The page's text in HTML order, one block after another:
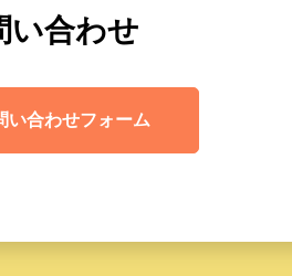
い合わせ
い合わせフォーム